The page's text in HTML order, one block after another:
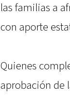
las familias a
con aporte
Quienes
aprobación de